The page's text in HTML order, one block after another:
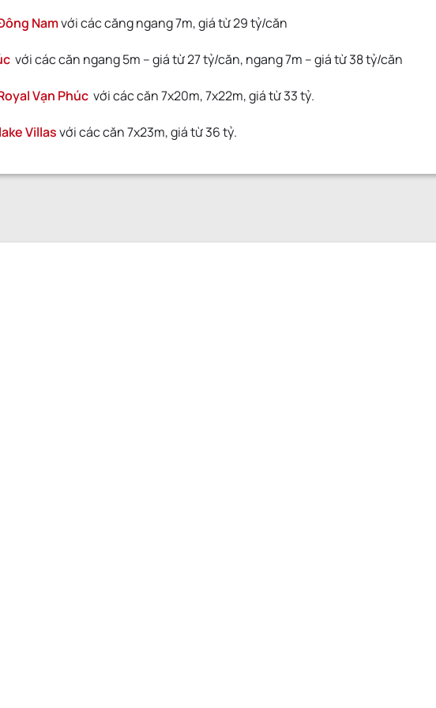
Namvới các căng ngang 7m, giá từ 29 tỷ/căn
với các căn ngang 5m – giá từ 27 tỷ/căn, ngang 7m – giá từ 38 tỷ/căn
Vạn Phúc với các căn 7x20m, 7x22m, giá từ 33 tỷ.
Villasvới các căn 7x23m, giá từ 36 tỷ.
YÊU CẦU